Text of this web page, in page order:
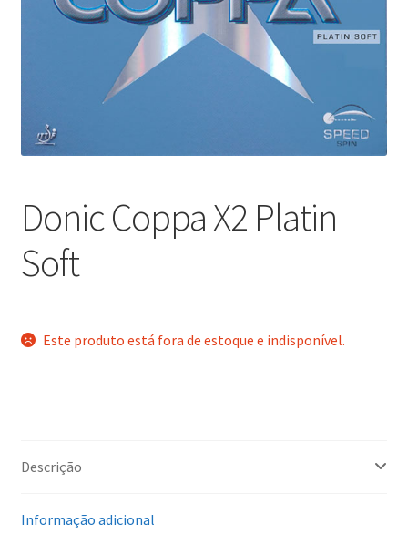
Donic Coppa X2 Platin
Soft
Este produto está fora de estoque e indisponível.
Descrição
Informação adicional